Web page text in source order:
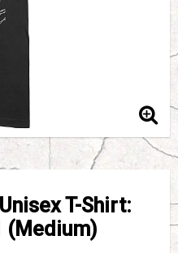
T-Shirt:
(Medium)